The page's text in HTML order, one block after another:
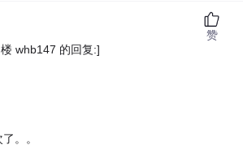
whb147 的回复:]
。。
赞